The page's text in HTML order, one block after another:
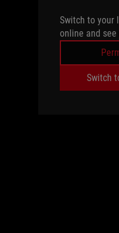
Switch to your
online and
Switch